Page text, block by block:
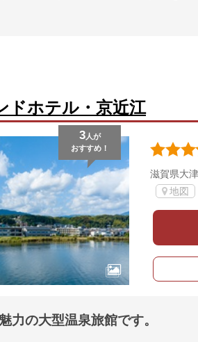
ドホテル・京近江
3人が
おすすめ！
滋賀県大
地図
力の大型温泉旅館です。